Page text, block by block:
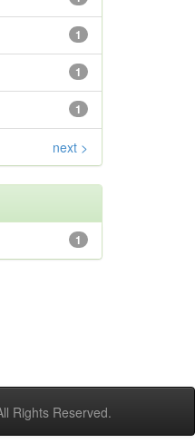
1
1
1
next >
1
Rights Reserved.